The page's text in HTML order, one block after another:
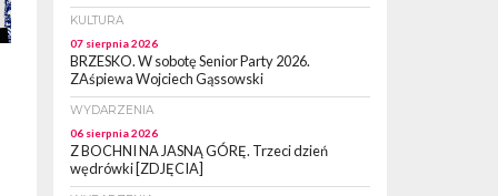
KULTURA
07 sierpnia 2026
BRZESKO. W sobotę Senior Party 2026.
ZAśpiewa Wojciech Gąssowski
WYDARZENIA
06 sierpnia 2026
Z BOCHNI NA JASNĄ GÓRĘ. Trzeci dzień
wędrówki [ZDJĘCIA]